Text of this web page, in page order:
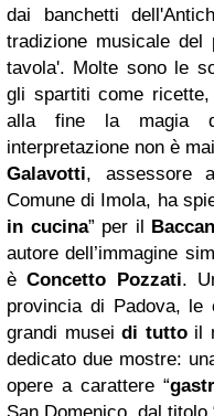
dai banchetti
tradizione musicale
tavola'. Molte sono le
gli spartiti come
alla fine la magia
interpretazione non è
Galavotti, assessore
Comune di Imola, ha
in cucina” per il
autore dell’immagine
èConcetto Pozzati.
provincia di Padova,
grandi musei di tuttoil
dedicato due mostre:
opere a carattere “